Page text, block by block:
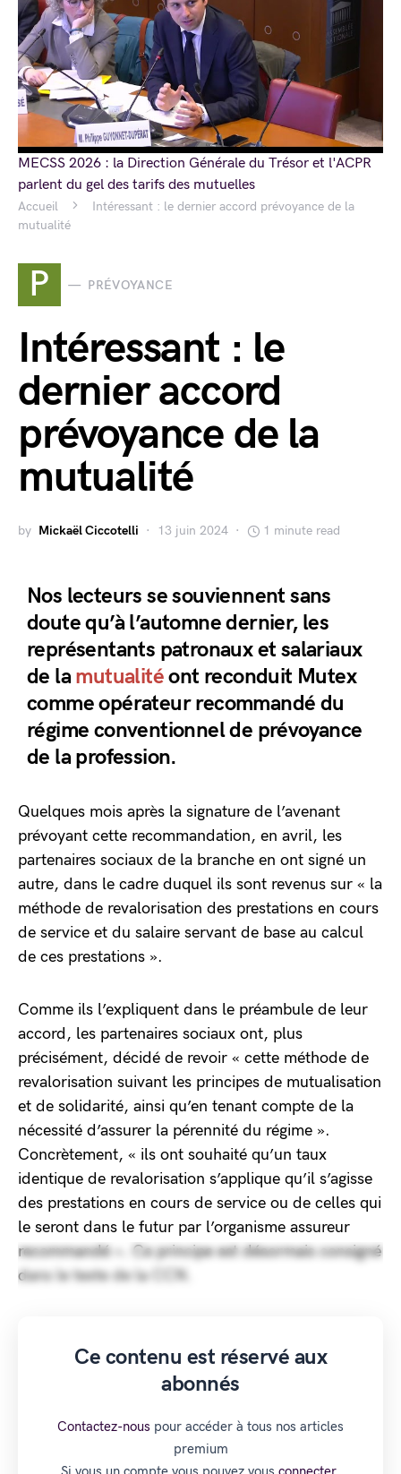
Accueil
Intéressant : le dernier accord prévoyance de la
mutualité
P PRÉVOYANCE
Intéressant : le
dernier accord
prévoyance de la
mutualité
by Mickaël Ciccotelli 13 juin 2024 1 minute read
Nos lecteurs se souviennent sans
doute qu’à l’automne dernier, les
représentants patronaux et salariaux
de lamutualitéont reconduit Mutex
comme opérateur recommandé du
régime conventionnel de prévoyance
de la profession.
Quelques mois après la signature de l’avenant
prévoyant cette recommandation, en avril, les
partenaires sociaux de la branche en ont signé un
autre, dans le cadre duquel ils sont revenus sur « la
méthode de revalorisation des prestations en cours
de service et du salaire servant de base au calcul
de ces prestations ».
Comme ils l’expliquent dans le préambule de leur
accord, les partenaires sociaux ont, plus
précisément, décidé de revoir « cette méthode de
revalorisation suivant les principes de mutualisation
et de solidarité, ainsi qu’en tenant compte de la
nécessité d’assurer la pérennité du régime ».
Concrètement, « ils ont souhaité qu’un taux
identique de revalorisation s’applique qu’il s’agisse
des prestations en cours de service ou de celles qui
le seront dans le futur par l’organisme assureur
recommandé ». Ce principe est désormais consigné
dans le texte de la CCN.
Ce contenu est réservé aux
abonnés
Contactez-nous pour accéder à tous nos articles
premium
MECSS 2026 : la Direction Générale du Trésor et l'ACPR
parlent du gel des tarifs des mutuelles